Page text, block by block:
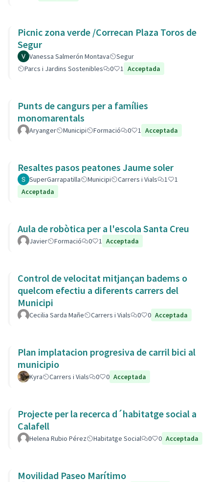
Picnic zona verde /Correcan Plaza Toros de
Segur
Vanessa Salmerón Montava
Segur
Parcs i Jardins Sostenibles
0 1 Acceptada
Punts de cangurs per a famílies
monomarentals
Aryanger Municipi Formació 0 1 Acceptada
Resaltes pasos peatones Jaume soler
SuperGarrapatilla Municipi Carrers i Vials 1
1
Acceptada
Aula de robòtica per a l'escola Santa Creu
Javier Formació 0 1 Acceptada
Control de velocitat mitjançan badems o
quelcom efectiu a diferents carrers del
Municipi
Cecilia Sarda Mañe Carrers i Vials 0 0 Acceptada
Plan implatacion progresiva de carril bici al
municipio
Kyra Carrers i Vials 0 0 Acceptada
Projecte per la recerca d´habitatge social a
Calafell
Helena Rubio Pérez Habitatge Social 0 0 Acceptada
Movilidad Paseo Marítimo